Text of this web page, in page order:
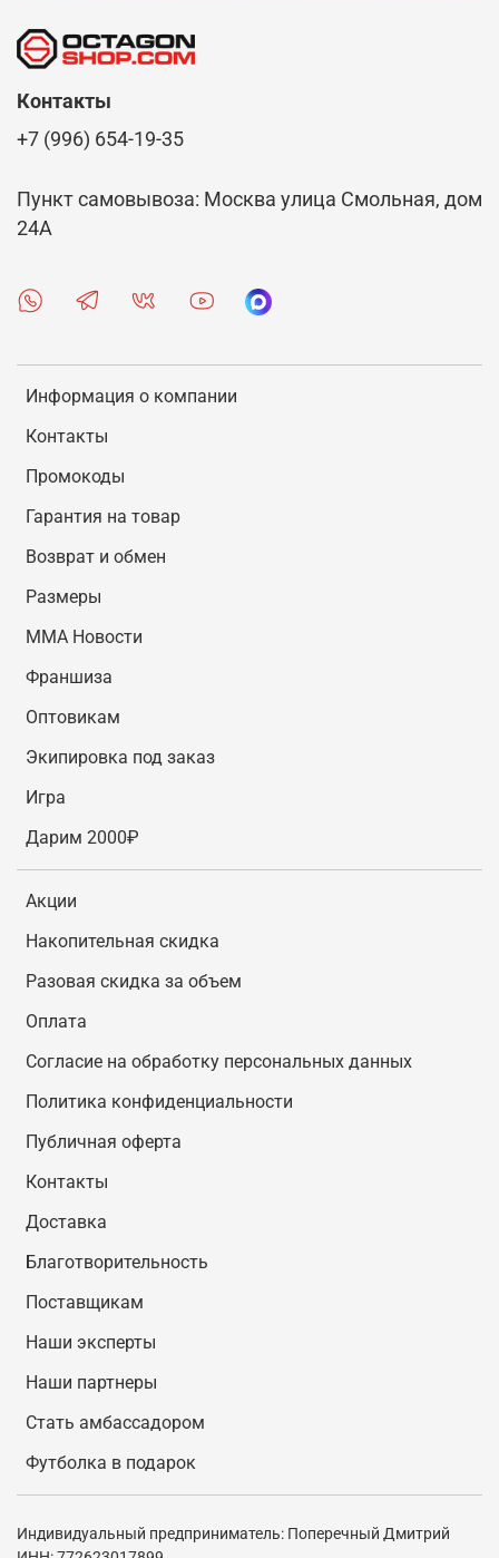
Информация о компании
Контакты
Промокоды
Гарантия на товар
Возврат и обмен
Размеры
MMA Новости
Франшиза
Оптовикам
Экипировка под заказ
Игра
Дарим 2000₽
Акции
Накопительная скидка
Разовая скидка за объем
Оплата
Согласие на обработку персональных данных
Политика конфиденциальности
Публичная оферта
Контакты
Доставка
Благотворительность
Поставщикам
Наши эксперты
Наши партнеры
Стать амбассадором
Футболка в подарок
Контакты
+7 (996) 654-19-35
Пункт самовывоза: Москва улица Смольная, дом
24А
Индивидуальный предприниматель: Поперечный Дмитрий